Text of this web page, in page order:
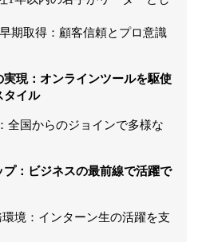
期取得：顧客信頼とプロ意識
現：オンラインツールを駆使
タイル
全国からのジョインで多様な
：ビジネスの最前線で活躍で
境：インターン生の活躍を支